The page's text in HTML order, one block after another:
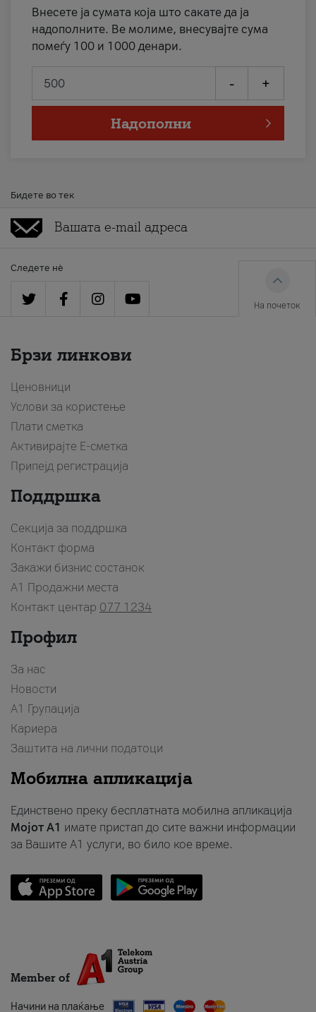
Внесете ја сумата која што сакате да ја
надополните. Ве молиме, внесувајте сума
помеѓу 100 и 1000 денари.
- +
Надополни
Бидете во тек
Следете нè
На почеток
Брзи линкови
Ценовници
Услови за користење
Плати сметка
Активирајте Е-сметка
Припејд регистрација
Поддршка
Секција за поддршка
Контакт форма
Закажи бизнис состанок
A1 Продажни места
Контакт центар 077 1234
Профил
За нас
Новости
А1 Групација
Кариера
Заштита на лични податоци
Мобилна апликација
Единствено преку бесплатната мобилна апликација
Мојот A1 имате пристап до сите важни информации
за Вашите A1 услуги, во било кое време.
Member of
Начини на плаќање